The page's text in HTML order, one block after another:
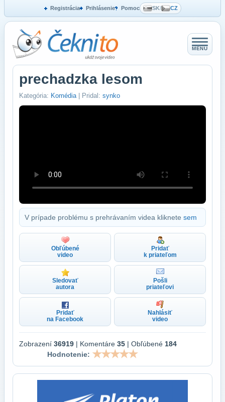
Registrácia Prihlásenie Pomoc SK/ CZ
MENU
prechadzka lesom
Kategória: Komédia | Pridal: synko
V prípade problému s prehrávaním videa kliknete sem
Obľúbené
video
Pridať
k priateľom
Sledovať
autora
Pošli
priateľovi
Pridať
na Facebook
Nahlásiť
video
Zobrazení 36919 | Komentáre 35 | Obľúbené 184
Hodnotenie: